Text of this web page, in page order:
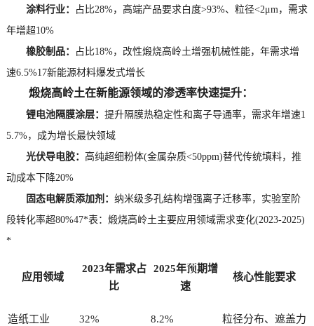
涂料行业： 占比28%，高端产品要求白度>93%、粒径<2μm，需求
年增超10%
橡胶制品： 占比18%，改性煅烧高岭土增强机械性能，年需求增
速6.5%17新能源材料爆发式增长
煅烧高岭土在新能源领域的渗透率快速提升：
锂电池隔膜涂层： 提升隔膜热稳定性和离子导通率，需求年增速1
5.7%，成为增长最快领域
光伏导电胶： 高纯超细粉体(金属杂质<50ppm)替代传统填料，推
动成本下降20%
固态电解质添加剂： 纳米级多孔结构增强离子迁移率，实验室阶
段转化率超80%47*表：煅烧高岭土主要应用领域需求变化(2023-2025)
*
应用领域
2023年需求占
比
2025年预期增
速
核心性能要求
造纸工业 32% 8.2% 粒径分布、遮盖力